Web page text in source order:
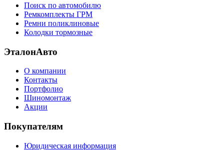
Поиск по автомобилю
Ремкомплекты ГРМ
Ремни поликлиновые
Колодки тормозные
ЭталонАвто
О компании
Контакты
Портфолио
Шиномонтаж
Акции
Покупателям
Юридическая информация